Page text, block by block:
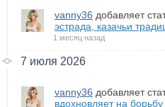
vanny36 добавляет
эстрада, казачьи
1 месяц назад
7 июля 2026
vanny36 добавляет
вдохновляет на борьбу